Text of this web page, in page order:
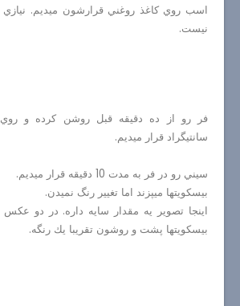
اسب روي كاغذ روغني قرارشون ميديم.
نيست.
سانتيگراد قرار ميديم.
سيني رو در فر به مدت 10 دقيقه قرار ميديم.
بيسكويتها ميپزند اما تغيير رنگ نميدن.
اينجا تصوير يه مقدار سايه داره. در دو
بيسكويتها پشت و روشون تقريبا يك رنگه.